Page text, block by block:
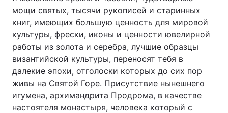
мощи святых, тысячи рукописей и старинных
книг, имеющих большую ценность для мировой
культуры, фрески, иконы и ценности ювелирной
работы из золота и серебра, лучшие образцы
византийской культуры, переносят тебя в
далекие эпохи, отголоски которых до сих пор
живы на Святой Горе. Присутствие нынешнего
игумена, архимандрита Продрома, в качестве
настоятеля монастыря, человека который с